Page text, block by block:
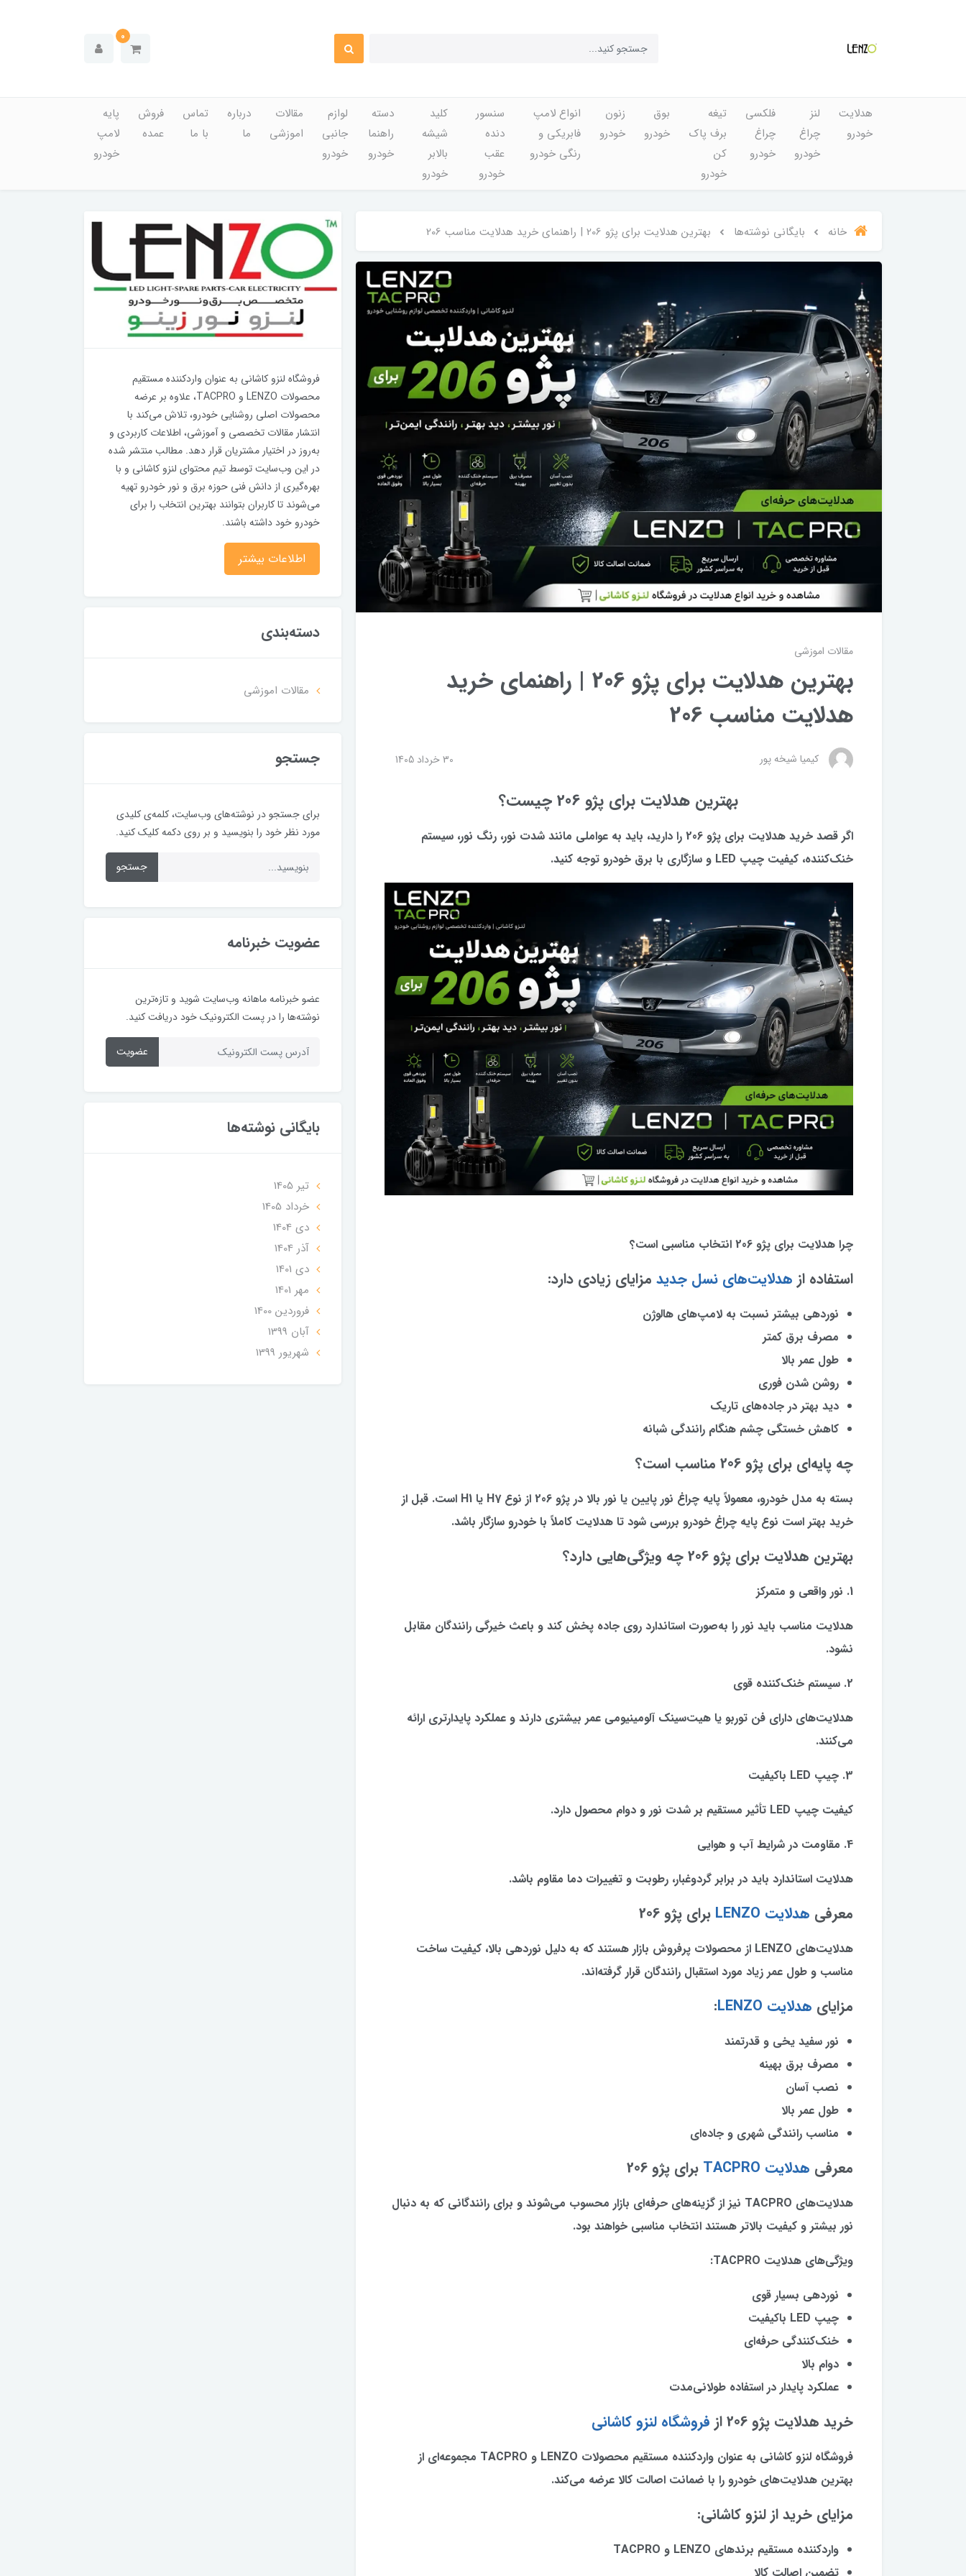
0
هدلایت
خودرو
لنز
چراغ
خودرو
فلکسی
چراغ
خودرو
تیغه
برف پاک
کن
خودرو
بوق
خودرو
زنون
خودرو
انواع لامپ
فابریکی و
رنگی خودرو
سنسور
دنده
عقب
خودرو
کلید
شیشه
بالابر
خودرو
دسته
راهنما
خودرو
لوازم
جانبی
خودرو
مقالات
اموزشی
درباره
ما
تماس
با ما
فروش
عمده
پایه
لامپ
خودرو
خانه بایگانی نوشته‌ها بهترین هدلایت برای پژو 206 | راهنمای خرید هدلایت مناسب 206
مقالات اموزشی
بهترین هدلایت برای پژو 206 | راهنمای خرید
هدلایت مناسب 206
کیمیا شیخه پور 30 خرداد 1405
بهترین هدلایت برای پژو 206 چیست؟
اگر قصد خرید هدلایت برای پژو 206 را دارید، باید به عواملی مانند شدت نور، رنگ نور، سیستم
خنک‌کننده، کیفیت چیپ LED و سازگاری با برق خودرو توجه کنید.
چرا هدلایت برای پژو 206 انتخاب مناسبی است؟
استفاده از هدلایت‌های نسل جدید مزایای زیادی دارد:
نوردهی بیشتر نسبت به لامپ‌های هالوژن
مصرف برق کمتر
طول عمر بالا
روشن شدن فوری
دید بهتر در جاده‌های تاریک
کاهش خستگی چشم هنگام رانندگی شبانه
چه پایه‌ای برای پژو 206 مناسب است؟
بسته به مدل خودرو، معمولاً پایه چراغ نور پایین یا نور بالا در پژو 206 از نوع H7 یا H1 است. قبل از
خرید بهتر است نوع پایه چراغ خودرو بررسی شود تا هدلایت کاملاً با خودرو سازگار باشد.
بهترین هدلایت برای پژو 206 چه ویژگی‌هایی دارد؟
1. نور واقعی و متمرکز
هدلایت مناسب باید نور را به‌صورت استاندارد روی جاده پخش کند و باعث خیرگی رانندگان مقابل
نشود.
2. سیستم خنک‌کننده قوی
هدلایت‌های دارای فن توربو یا هیت‌سینک آلومینیومی عمر بیشتری دارند و عملکرد پایدارتری ارائه
می‌کنند.
3. چیپ LED باکیفیت
کیفیت چیپ LED تأثیر مستقیم بر شدت نور و دوام محصول دارد.
4. مقاومت در شرایط آب و هوایی
هدلایت استاندارد باید در برابر گردوغبار، رطوبت و تغییرات دما مقاوم باشد.
معرفی هدلایت LENZO برای پژو 206
هدلایت‌های LENZO از محصولات پرفروش بازار هستند که به دلیل نوردهی بالا، کیفیت ساخت
مناسب و طول عمر زیاد مورد استقبال رانندگان قرار گرفته‌اند.
مزایای هدلایت LENZO :
نور سفید یخی و قدرتمند
مصرف برق بهینه
نصب آسان
طول عمر بالا
مناسب رانندگی شهری و جاده‌ای
معرفی هدلایت TACPRO برای پژو 206
هدلایت‌های TACPRO نیز از گزینه‌های حرفه‌ای بازار محسوب می‌شوند و برای رانندگانی که به دنبال
نور بیشتر و کیفیت بالاتر هستند انتخاب مناسبی خواهند بود.
ویژگی‌های هدلایت TACPRO:
نوردهی بسیار قوی
چیپ LED باکیفیت
خنک‌کنندگی حرفه‌ای
دوام بالا
عملکرد پایدار در استفاده طولانی‌مدت
خرید هدلایت پژو 206 از فروشگاه لنزو کاشانی
فروشگاه لنزو کاشانی به عنوان واردکننده مستقیم محصولات LENZO و TACPRO مجموعه‌ای از
بهترین هدلایت‌های خودرو را با ضمانت اصالت کالا عرضه می‌کند.
مزایای خرید از لنزو کاشانی:
واردکننده مستقیم برندهای LENZO و TACPRO
فروشگاه لنزو کاشانی به عنوان واردکننده مستقیم
محصولات LENZO و TACPRO، علاوه بر عرضه
محصولات اصلی روشنایی خودرو، تلاش می‌کند با
انتشار مقالات تخصصی و آموزشی، اطلاعات کاربردی و
به‌روز در اختیار مشتریان قرار دهد. مطالب منتشر شده
در این وب‌سایت توسط تیم محتوای لنزو کاشانی و با
بهره‌گیری از دانش فنی حوزه برق و نور خودرو تهیه
می‌شوند تا کاربران بتوانند بهترین انتخاب را برای
خودرو خود داشته باشند.
اطلاعات بیشتر
دسته‌بندی
مقالات اموزشی
جستجو
برای جستجو در نوشته‌های وب‌سایت، کلمه‌ی کلیدی
مورد نظر خود را بنویسید و بر روی دکمه کلیک کنید.
جستجو
عضویت خبرنامه
عضو خبرنامه ماهانه وب‌سایت شوید و تازه‌ترین
نوشته‌ها را در پست الکترونیک خود دریافت کنید.
عضویت
بایگانی نوشته‌ها
تير 1405
خرداد 1405
دی 1404
آذر 1404
دی 1401
مهر 1401
فروردین 1400
آبان 1399
شهریور 1399